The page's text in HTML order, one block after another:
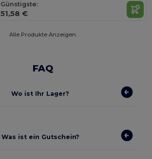
Günstigste:
51,58 €
Alle Produkte Anzeigen.
FAQ
Wo ist Ihr Lager?
Was ist ein Gutschein?